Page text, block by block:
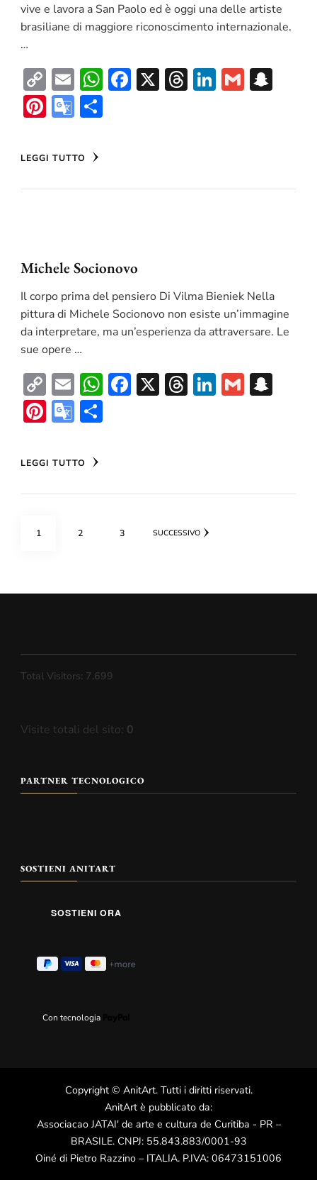
vive e lavora a San Paolo ed è oggi una delle artiste
brasiliane di maggiore riconoscimento internazionale.
…
Copy
Link
EmailWhatsApp
Facebook
X Threads
LinkedIn
Gmail
Pinterest
Google
LEGGI TUTTO
Michele Socionovo
Il corpo prima del pensiero Di Vilma Bieniek Nella
pittura di Michele Socionovo non esiste un’immagine
da interpretare, ma un’esperienza da attraversare. Le
sue opere …
Copy
Link
EmailWhatsApp
Facebook
X Threads
LinkedIn
Gmail
Pinterest
Google
LEGGI TUTTO
Paginazione
PAGINA
1 PAGINA
2 PAGINA
3 SUCCESSIVO
Total Visitors: 7.699
Visite totali del sito: 0
PARTNER TECNOLOGICO
SOSTIENI ANITART
Con tecnologia
Copyright© AnitArt. Tutti i diritti riservati.
AnitArt è pubblicato da:
Associacao JATAI' de arte e cultura de Curitiba - PR –
BRASILE. CNPJ: 55.843.883/0001-93
Oiné di Pietro Razzino – ITALIA. P.IVA: 06473151006